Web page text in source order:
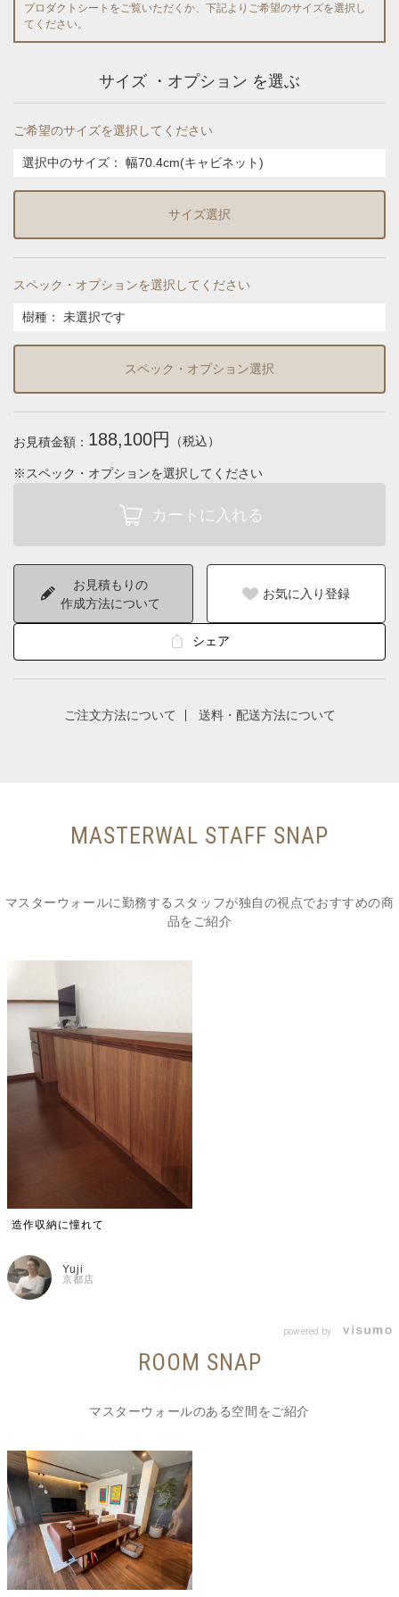
プロダクトシートをご覧いただくか、下記よりご希望のサイズを選択し
てください。
サイズ ・オプション を選ぶ
ご希望のサイズを選択してください
選択中のサイズ： 幅70.4cm(キャビネット)
サイズ選択
スペック・オプションを選択してください
樹種 ： 未選択です
スペック・オプション選択
お見積金額： 188,100円 （税込）
※スペック・オプションを選択してください
お見積もりの
作成方法について
お気に入り登録
シェア
ご注文方法について 送料・配送方法について
MASTERWAL STAFF SNAP
マスターウォールに勤務するスタッフが独自の視点でおすすめの商
品をご紹介
造作収納に憧れて
京都店
Yuji
powered by
ROOM SNAP
マスターウォールのある空間をご紹介